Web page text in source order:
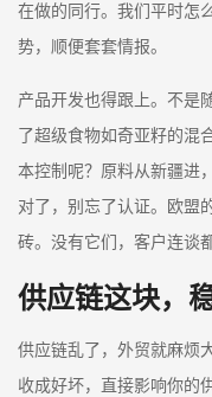
在做的同行。我们平时怎
势，顺便套套情报。
产品开发也得跟上。不是
了超级食物如奇亚籽的混
本控制呢？原料从新疆进
对了，别忘了认证。欧盟
砖。没有它们，客户连谈
供应链这块，
供应链乱了，外贸就麻烦
收成好坏，直接影响你的